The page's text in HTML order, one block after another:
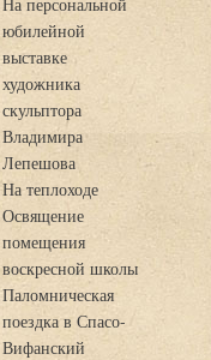
юбилейной
выставке
художника
скульптора
Владимира
Лепешова
На теплоходе
Освящение
помещения
воскресной школы
Паломническая
поездка в Спасо-
Вифанский